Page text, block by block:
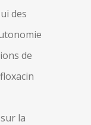
des
de
la